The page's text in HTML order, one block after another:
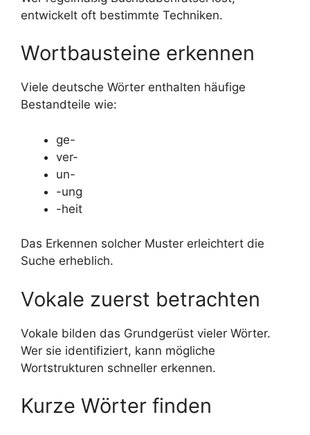
entwickelt oft bestimmte Techniken.
Wortbausteine erkennen
Viele deutsche Wörter enthalten häufige
Bestandteile wie:
ge-
ver-
un-
-ung
-heit
Das Erkennen solcher Muster erleichtert die
Suche erheblich.
Vokale zuerst betrachten
Vokale bilden das Grundgerüst vieler Wörter.
Wer sie identifiziert, kann mögliche
Wortstrukturen schneller erkennen.
Kurze Wörter finden